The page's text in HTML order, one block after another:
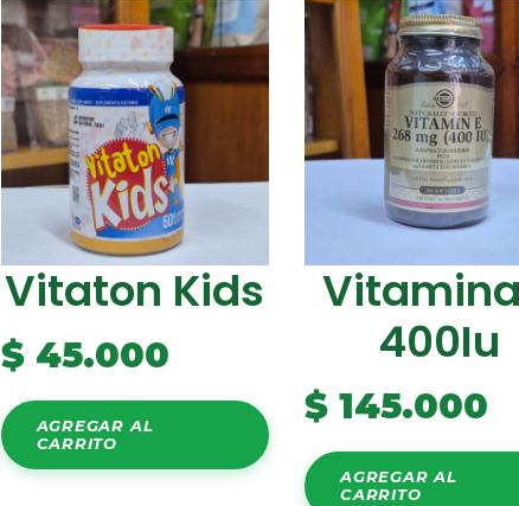
Vitaton Kids
$45.000
AGREGAR AL
CARRITO
400Iu
$ 145.000
AGREGAR AL
CARRITO